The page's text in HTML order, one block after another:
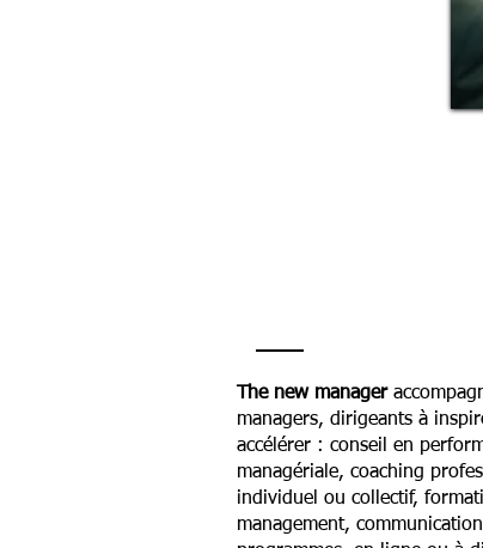
The new manager
managers, dirigeants à
accélérer : conseil en
managériale, coaching
individuel ou collectif,
management,